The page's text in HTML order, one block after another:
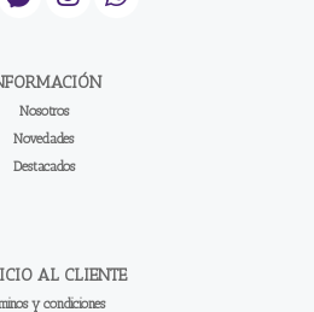
Nosotros
Novedades
Destacados
AL CLIENTE
y condiciones